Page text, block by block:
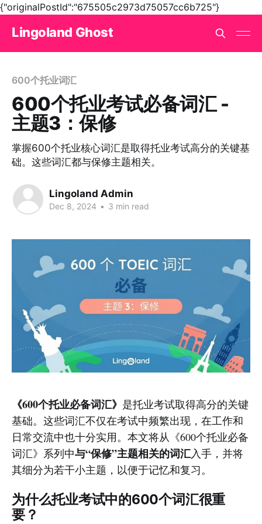
{"originalPostId":"675505c2973d75057cc6b725"}
Lingoland Ghost
600个托业词汇
600个托业考试必备词汇 -
主题3：保修
掌握600个托业核心词汇是取得托业考试高分的关键基
础。这些词汇都与保修主题相关。
Lingoland Admin
Dec 8, 2024 • 3 min read
《600个托业必备词汇》 是托业考试取得高分的关键
基础。这些词汇不仅在考试中频繁出现，在工作和
日常交流中也十分实用。本文将从《600个托业必备
词汇》系列中与“保修”主题相关的词汇入手，并将
其细分为若干小主题，以便于记忆和复习。
为什么托业考试中的600个词汇很重
要？